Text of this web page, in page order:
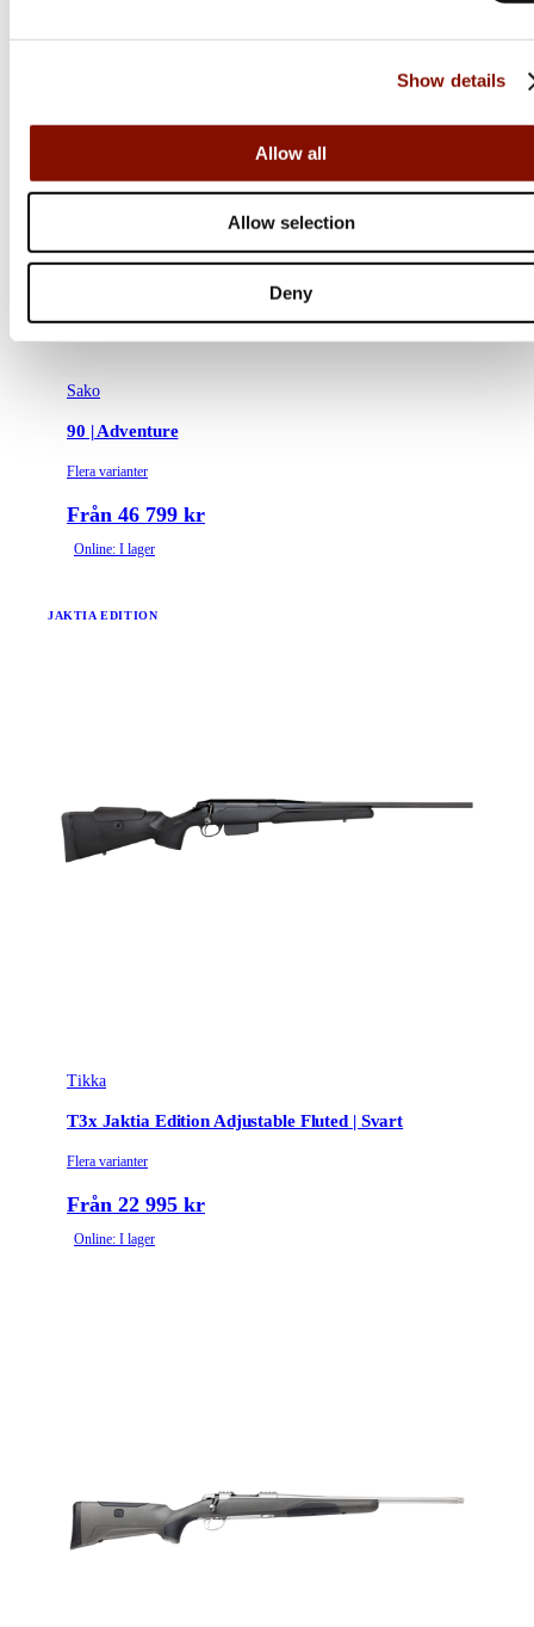
Show details
Allow all
Allow selection
Deny
Sako
90 | Adventure
Flera varianter
Från 46 799 kr
Online: I lager
Tikka
T3x Jaktia Edition Adjustable Fluted | Svart
Flera varianter
JAKTIA EDITION
Från 22 995 kr
Online: I lager